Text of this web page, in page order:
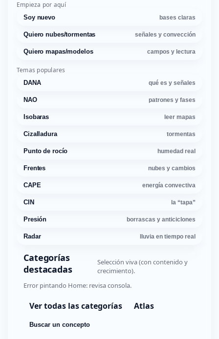
Empieza por aquí
Soy nuevo bases claras
Quiero nubes/tormentas señales y convección
Quiero mapas/modelos campos y lectura
Temas populares
DANA qué es y señales
NAO patrones y fases
Isobaras leer mapas
Cizalladura tormentas
Punto de rocío humedad real
Frentes nubes y cambios
CAPE energía convectiva
CIN la “tapa”
Presión borrascas y anticiclones
Radar lluvia en tiempo real
Categorías
destacadas
Selección viva (con contenido y
crecimiento).
Error pintando Home: revisa consola.
Ver todas las categorías Atlas
Buscar un concepto